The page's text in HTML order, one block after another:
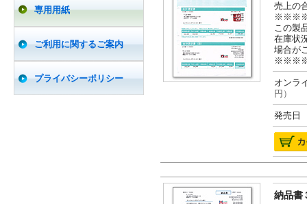
専用用紙
ご利用に関するご案内
プライバシーポリシー
売上の
この製
在庫状
場合が
オン
円）
発売日
納品書